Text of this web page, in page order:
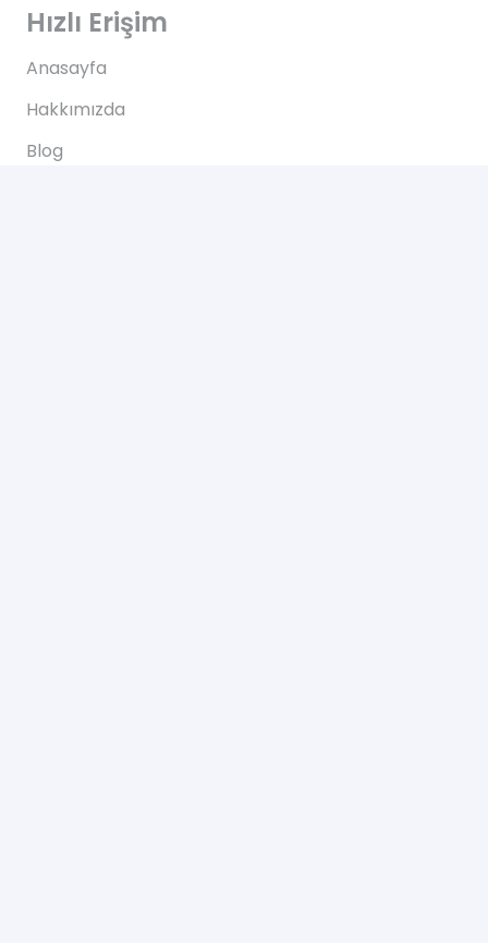
Hızlı Erişim
Anasayfa
Hakkımızda
Blog